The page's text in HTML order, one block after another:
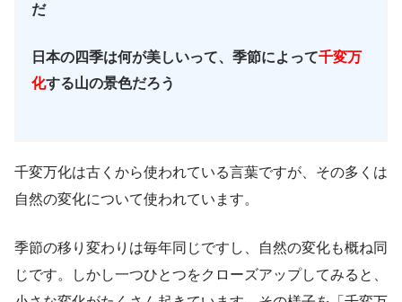
だ
日本の四季は何が美しいって、季節によって千変万
化する山の景色だろう
千変万化は古くから使われている言葉ですが、その多くは
自然の変化について使われています。
季節の移り変わりは毎年同じですし、自然の変化も概ね同
じです。しかし一つひとつをクローズアップしてみると、